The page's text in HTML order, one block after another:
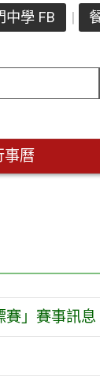
中學 FB
事曆
賽」賽事訊息